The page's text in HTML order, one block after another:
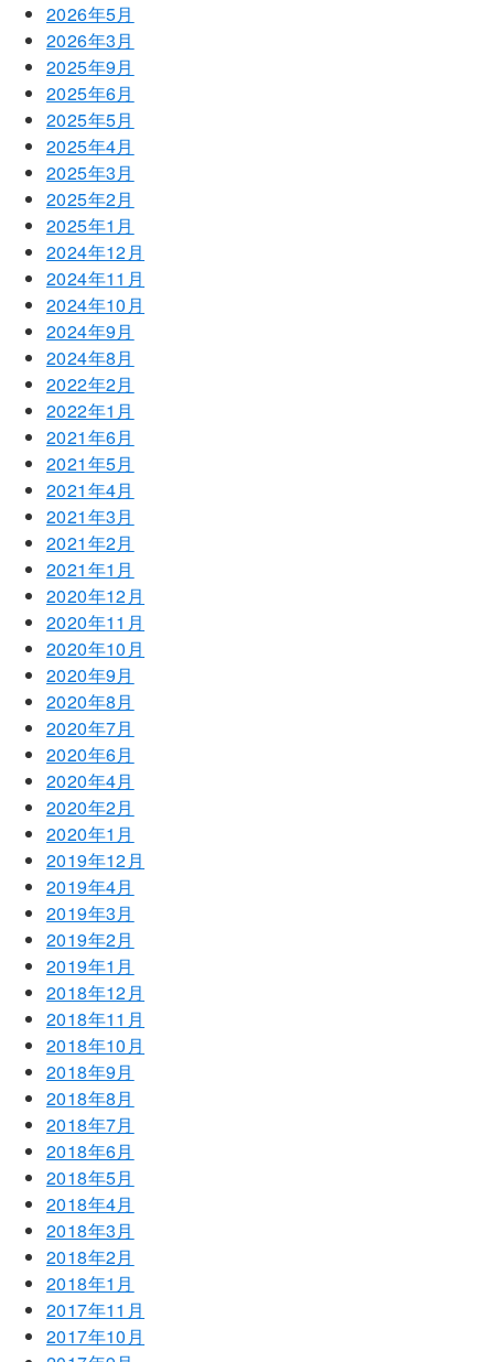
2026年5月
2026年3月
2025年9月
2025年6月
2025年5月
2025年4月
2025年3月
2025年2月
2025年1月
2024年12月
2024年11月
2024年10月
2024年9月
2024年8月
2022年2月
2022年1月
2021年6月
2021年5月
2021年4月
2021年3月
2021年2月
2021年1月
2020年12月
2020年11月
2020年10月
2020年9月
2020年8月
2020年7月
2020年6月
2020年4月
2020年2月
2020年1月
2019年12月
2019年4月
2019年3月
2019年2月
2019年1月
2018年12月
2018年11月
2018年10月
2018年9月
2018年8月
2018年7月
2018年6月
2018年5月
2018年4月
2018年3月
2018年2月
2018年1月
2017年11月
2017年10月